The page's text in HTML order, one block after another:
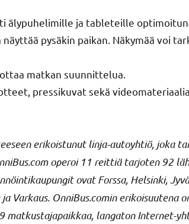
älypuhelimille ja tableteille
pysäkin paikan. Näkymää voi
matkan suunnittelua.
pressikuvat sekä videomateriaalia.
erikoistunut linja-autoyhtiö, joka
operoi 11 reittiä tarjoten 92
ovat Forssa, Helsinki,
Varkaus. OnniBus.comin erikoisuutena
matkustajapaikkaa, langaton Internet-